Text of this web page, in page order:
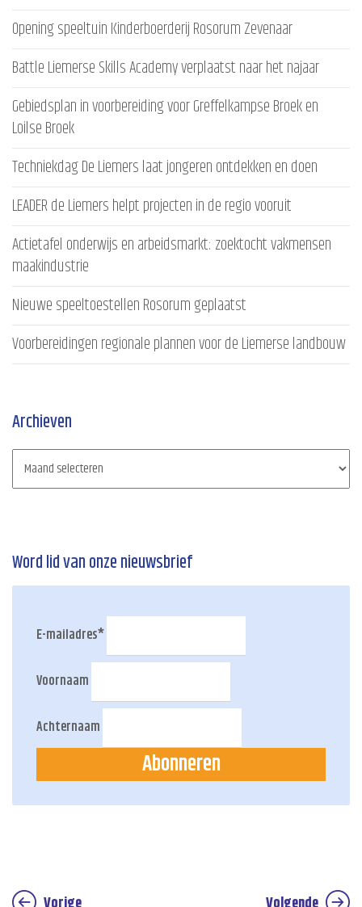
Opening speeltuin Kinderboerderij Rosorum Zevenaar
Battle Liemerse Skills Academy verplaatst naar het najaar
Gebiedsplan in voorbereiding voor Greffelkampse Broek en
Loilse Broek
Techniekdag De Liemers laat jongeren ontdekken en doen
LEADER de Liemers helpt projecten in de regio vooruit
Actietafel onderwijs en arbeidsmarkt: zoektocht vakmensen
maakindustrie
Nieuwe speeltoestellen Rosorum geplaatst
Voorbereidingen regionale plannen voor de Liemerse landbouw
Archieven
Word lid van onze nieuwsbrief
E-mailadres*
Voornaam
Achternaam
Abonneren